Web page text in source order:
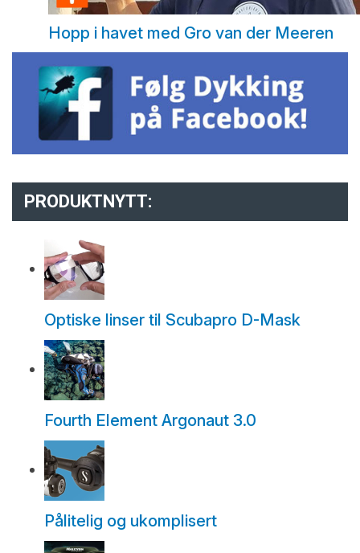
Hopp i havet med Gro van der Meeren
PRODUKTNYTT:
Optiske linser til Scubapro D-Mask
Fourth Element Argonaut 3.0
Pålitelig og ukomplisert